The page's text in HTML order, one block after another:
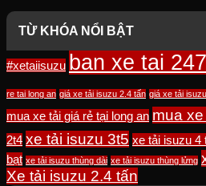
TỪ KHÓA NỔI BẬT
#xetaiisuzu ban xe tai 247
re tai long an giá xe tải isuzu 2.4 tấn giá xe tải
mua xe tải giá rẻ tại long an mua
2t4 xe tải isuzu 3t5 xe tải isuzu 4
bạt xe tải isuzu thùng dài xe tải isuzu thùng lửng
Xe tải isuzu 2.4 tấn